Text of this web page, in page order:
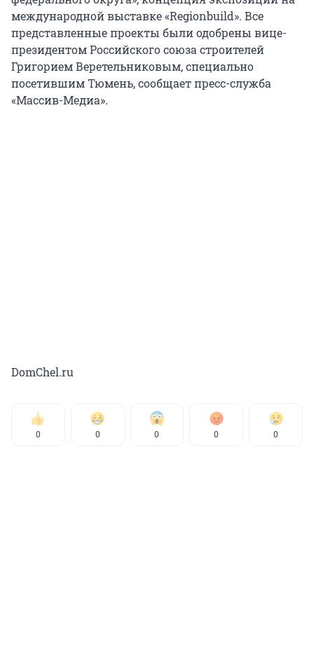
международной выставке «Regionbuild». Все
представленные проекты были одобрены вице-
президентом Российского союза строителей
Григорием Веретельниковым, специально
посетившим Тюмень, сообщает пресс-служба
«Массив-Медиа».
DomChel.ru
0 0 0 0 0